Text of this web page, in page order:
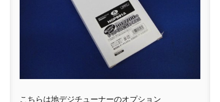
こちらは地デジチューナーのオプション